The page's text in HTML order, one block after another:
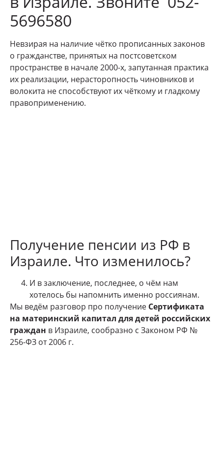
5696580
Невзирая на наличие чётко прописанных законов
о гражданстве, принятых на постсоветском
пространстве в начале 2000-х, запутанная практика
их реализации, нерасторопность чиновников и
волокита не способствуют их чёткому и гладкому
правоприменению.
Получение пенсии из РФ в
Израиле. Что изменилось?
И в заключение, последнее, о чём нам
хотелось бы напомнить именно россиянам.
Мы ведём разговор про получение Сертификата
на материнский капитал для детей российских
граждан в Израиле, сообразно с Законом РФ №
256-ФЗ от 2006 г.